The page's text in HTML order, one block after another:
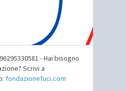
- Hai bisogno
Scrivi a
fondazionefuci.com